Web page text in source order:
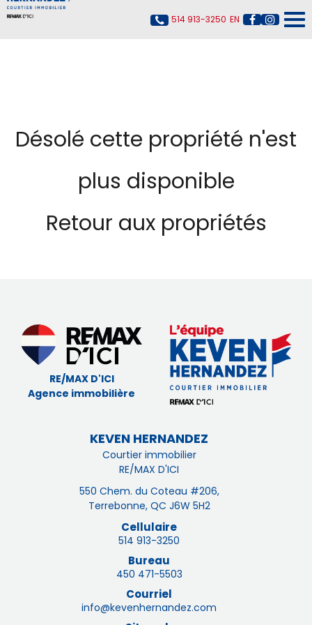
514 913-3250 EN
Désolé cette propriété n'est
plus disponible
Retour aux propriétés
RE/MAX D'ICI
Agence immobilière
KEVEN HERNANDEZ
Courtier immobilier
RE/MAX D'ICI
550 Chem. du Coteau #206,
Terrebonne, QC J6W 5H2
Cellulaire
514 913-3250
Bureau
450 471-5503
Courriel
info@kevenhernandez.com